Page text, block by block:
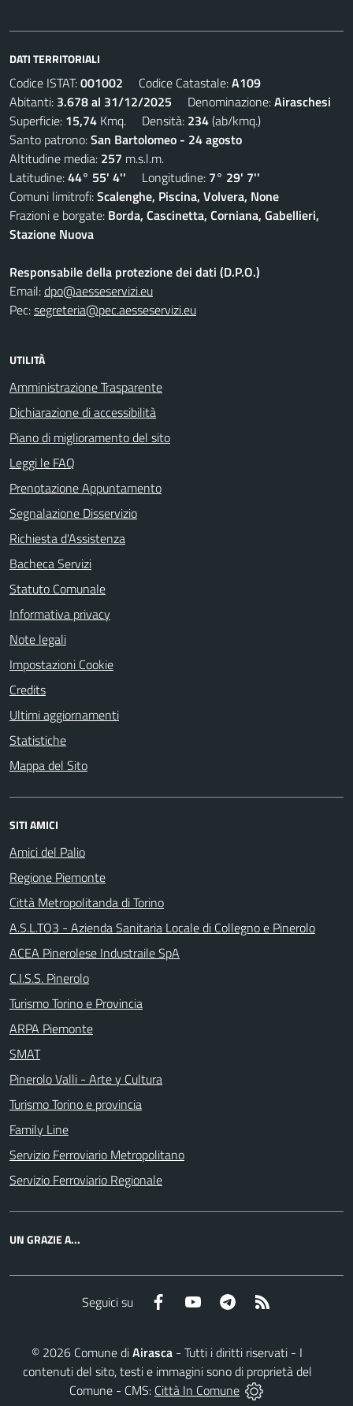
DATI TERRITORIALI
Codice ISTAT:001002 Codice Catastale:A109
Abitanti: 3.678 al 31/12/2025 Denominazione:Airaschesi
Superficie: 15,74 Kmq. Densità: 234(ab/kmq.)
Santo patrono:San Bartolomeo - 24 agosto
Altitudine media: 257 m.s.l.m.
Latitudine:44° 55' 4'' Longitudine: 7° 29' 7''
Comuni limitrofi:Scalenghe, Piscina, Volvera, None
Frazioni e borgate: Borda, Cascinetta, Corniana, Gabellieri,
Stazione Nuova
Responsabile della protezione dei dati (D.P.O.)
Email:dpo@aesseservizi.eu
Pec:segreteria@pec.aesseservizi.eu
UTILITÀ
Amministrazione Trasparente
Dichiarazione di accessibilità
Piano di miglioramento del sito
Leggi le FAQ
Prenotazione Appuntamento
Segnalazione Disservizio
Richiesta d'Assistenza
Bacheca Servizi
Statuto Comunale
Informativa privacy
Note legali
Impostazioni Cookie
Credits
Ultimi aggiornamenti
Statistiche
Mappa del Sito
SITI AMICI
Amici del Palio
Regione Piemonte
Città Metropolitanda di Torino
A.S.L.TO3 - Azienda Sanitaria Locale di Collegno e Pinerolo
ACEA Pinerolese Industraile SpA
C.I.S.S. Pinerolo
Turismo Torino e Provincia
ARPA Piemonte
SMAT
Pinerolo Valli - Arte y Cultura
Turismo Torino e provincia
Family Line
Servizio Ferroviario Metropolitano
Servizio Ferroviario Regionale
UN GRAZIE A...
Seguici su Facebook YouTube Telegram
© 2026 Comune diAirasca - Tutti i diritti riservati - I
contenuti del sito, testi e immagini sono di proprietà del
Comune - CMS: Città In Comune